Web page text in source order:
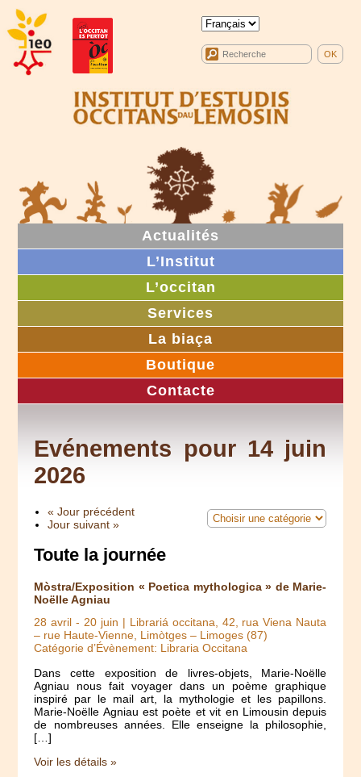
Actualités
L’Institut
L’occitan
Services
La biaça
Boutique
Contacte
Evénements pour 14 juin
2026
« Jour précédent
Jour suivant »
Toute la journée
Mòstra/Exposition « Poetica mythologica » de Marie-
Noëlle Agniau
28 avril -20 juin | Librariá occitana, 42, rua Viena Nauta
– rue Haute-Vienne, Limòtges – Limoges (87)
Catégorie d’Évènement: Libraria Occitana
Dans cette exposition de livres-objets, Marie-Noëlle
Agniau nous fait voyager dans un poème graphique
inspiré par le mail art, la mythologie et les papillons.
Marie-Noëlle Agniau est poète et vit en Limousin depuis
de nombreuses années. Elle enseigne la philosophie,
[…]
Voir les détails »